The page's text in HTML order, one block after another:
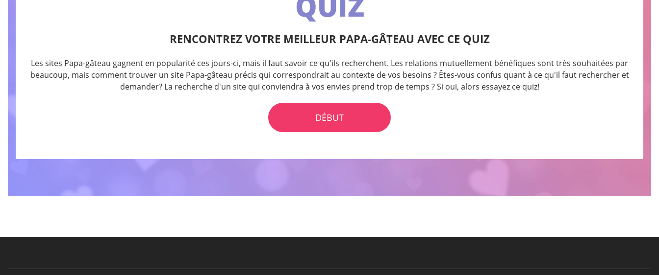
RENCONTREZ VOTRE MEILLEUR PAPA-GÂTEAU AVEC CE QUIZ
Les sites Papa-gâteau gagnent en popularité ces jours-ci, mais il faut savoir ce qu'ils recherchent. Les relations mutuellement bénéfiques sont très souhaitées par
beaucoup, mais comment trouver un site Papa-gâteau précis qui correspondrait au contexte de vos besoins ? Êtes-vous confus quant à ce qu'il faut rechercher et
demander? La recherche d'un site qui conviendra à vos envies prend trop de temps ? Si oui, alors essayez ce quiz!
DÉBUT